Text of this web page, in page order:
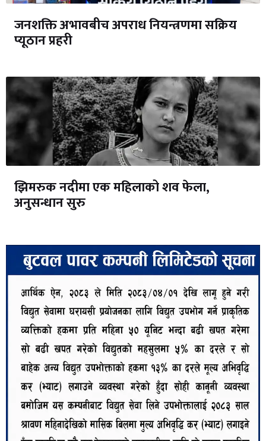
जनशक्ति अभावबीच अपराध नियन्त्रणमा सक्रिय
प्यूठान प्रहरी
झिमरुक नदीमा एक महिलाको शव फेला,
अनुसन्धान सुरु